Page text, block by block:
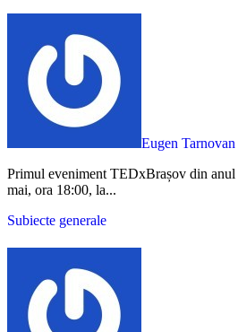
Eugen Tarnovan
Primul eveniment TEDxBrașov din anul 2022 va avea loc pe 28
mai, ora 18:00, la...
Subiecte generale